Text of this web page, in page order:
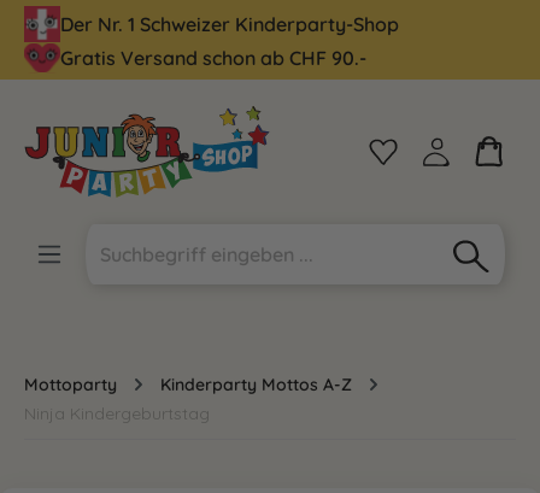
springen
Der Nr. 1 Schweizer Kinderparty-Shop
Gratis Versand schon ab CHF 90.-
Mottoparty
Kinderparty Mottos A-Z
Ninja Kindergeburtstag